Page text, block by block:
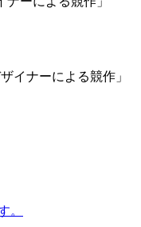
イナーによる競作」
。